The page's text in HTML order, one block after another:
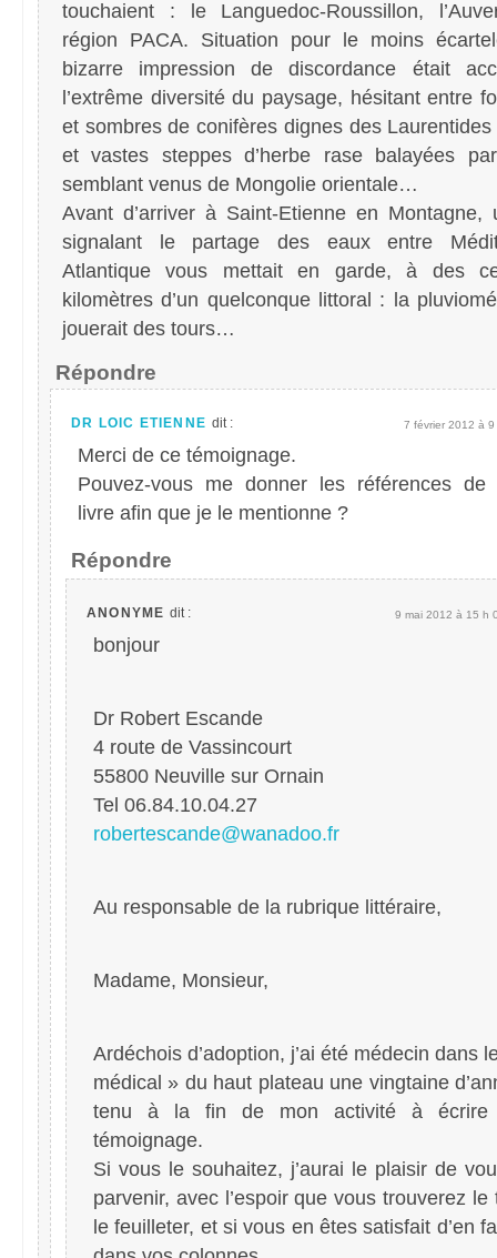
touchaient : le Languedoc-Roussillon,
région PACA. Situation pour le moins
bizarre impression de discordance était
l’extrême diversité du paysage, hésitant entre
et sombres de conifères dignes des
et vastes steppes d’herbe rase balayées
semblant venus de Mongolie orientale…
Avant d’arriver à Saint-Etienne en Montagne,
signalant le partage des eaux entre
Atlantique vous mettait en garde, à des
kilomètres d’un quelconque littoral : la
jouerait des tours…
Répondre
DR LOIC ETIENNE dit : 7 février 2012 à
Merci de ce témoignage.
Pouvez-vous me donner les références de
livre afin que je le mentionne ?
Répondre
ANONYME dit : 9 mai 2012 à 15 h
bonjour
Dr Robert Escande
4 route de Vassincourt
55800 Neuville sur Ornain
Tel 06.84.10.04.27
robertescande@wanadoo.fr
Au responsable de la rubrique littéraire,
Madame, Monsieur,
Ardéchois d’adoption, j’ai été médecin dans
médical » du haut plateau une vingtaine
tenu à la fin de mon activité à écrire
témoignage.
Si vous le souhaitez, j’aurai le plaisir de
parvenir, avec l’espoir que vous trouverez le
le feuilleter, et si vous en êtes satisfait d’en